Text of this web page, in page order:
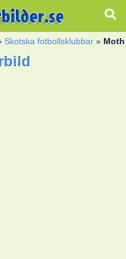
Skotska fotbollsklubbar »